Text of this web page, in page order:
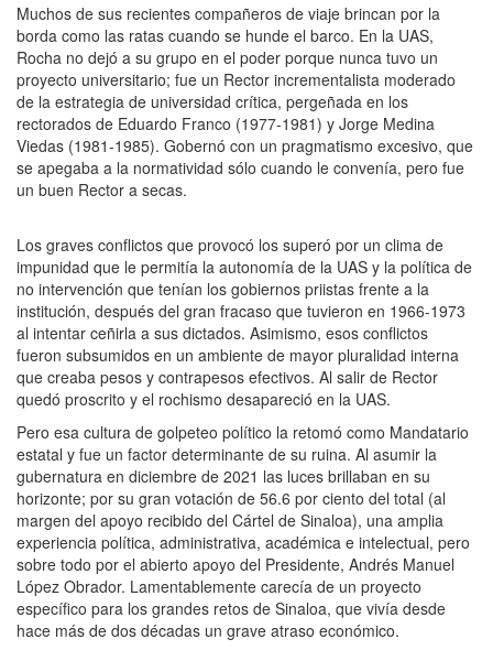
Muchos de sus recientes compañeros de viaje brincan por la
borda como las ratas cuando se hunde el barco. En la UAS,
Rocha no dejó a su grupo en el poder porque nunca tuvo un
proyecto universitario; fue un Rector incrementalista moderado
de la estrategia de universidad crítica, pergeñada en los
rectorados de Eduardo Franco (1977-1981) y Jorge Medina
Viedas (1981-1985). Gobernó con un pragmatismo excesivo, que
se apegaba a la normatividad sólo cuando le convenía, pero fue
un buen Rector a secas.
Los graves conflictos que provocó los superó por un clima de
impunidad que le permitía la autonomía de la UAS y la política de
no intervención que tenían los gobiernos priistas frente a la
institución, después del gran fracaso que tuvieron en 1966-1973
al intentar ceñirla a sus dictados. Asimismo, esos conflictos
fueron subsumidos en un ambiente de mayor pluralidad interna
que creaba pesos y contrapesos efectivos. Al salir de Rector
quedó proscrito y el rochismo desapareció en la UAS.
Pero esa cultura de golpeteo político la retomó como Mandatario
estatal y fue un factor determinante de su ruina. Al asumir la
gubernatura en diciembre de 2021 las luces brillaban en su
horizonte; por su gran votación de 56.6 por ciento del total (al
margen del apoyo recibido del Cártel de Sinaloa), una amplia
experiencia política, administrativa, académica e intelectual, pero
sobre todo por el abierto apoyo del Presidente, Andrés Manuel
López Obrador. Lamentablemente carecía de un proyecto
específico para los grandes retos de Sinaloa, que vivía desde
hace más de dos décadas un grave atraso económico.